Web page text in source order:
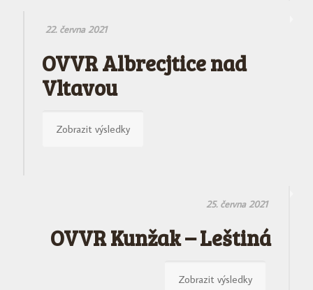
22. června 2021
OVVR Albrecjtice nad
Vltavou
Zobrazit výsledky
25. června 2021
OVVR Kunžak – Leštiná
Zobrazit výsledky